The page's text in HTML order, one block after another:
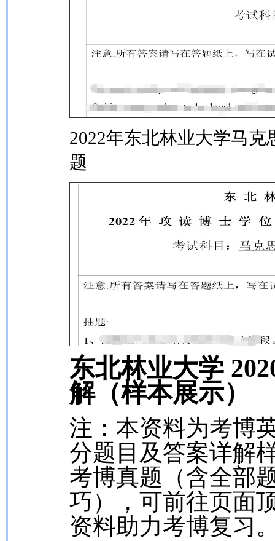
2022年东北林业大学马
题
东北林业大学
解（样本展示）
注：本资料为考博
分题目及答案详解
考博真题（含全部
巧），可前往页面
资料助力考博复习